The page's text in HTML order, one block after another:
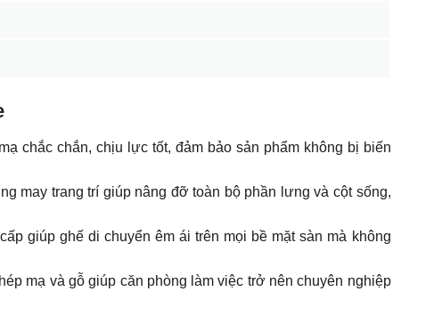
chắc chắn, chịu lực tốt, đảm bảo sản phẩm không bị biến
may trang trí giúp nâng đỡ toàn bộ phần lưng và cột sống,
giúp ghế di chuyển êm ái trên mọi bề mặt sàn mà không
mạ và gỗ giúp căn phòng làm việc trở nên chuyên nghiệp